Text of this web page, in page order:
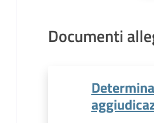
Documenti